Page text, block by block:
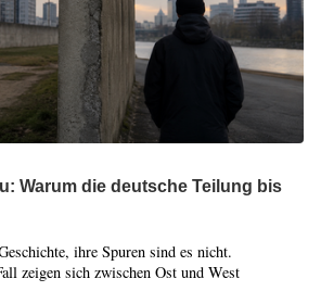
Warum die deutsche Teilung bis
ihre Spuren sind es nicht.
zeigen sich zwischen Ost und West